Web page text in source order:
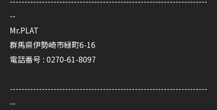
--
Mr.PLAT
群馬県伊勢崎市緑町6-16
電話番号 : 0270-61-8097
--------------------------------------------------------------------
--